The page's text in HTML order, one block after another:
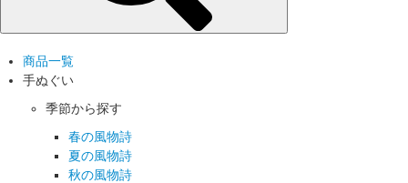
商品一覧
手ぬぐい
季節から探す
春の風物詩
夏の風物詩
秋の風物詩